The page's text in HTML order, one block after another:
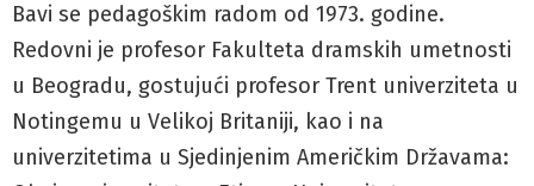
Bavi se pedagoškim radom od 1973. godine.
Redovni je profesor Fakulteta dramskih umetnosti
u Beogradu, gostujući profesor Trent univerziteta u
Notingemu u Velikoj Britaniji, kao i na
univerzitetima u Sjedinjenim Američkim Državama: